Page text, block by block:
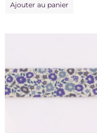
Ajouter au panier